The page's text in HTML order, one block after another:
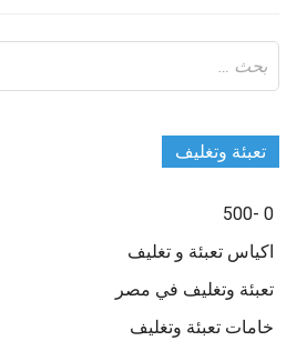
عن:
تعبئة وتغليف
0 -500
اكياس تعبئة و تغليف
تعبئة وتغليف في مصر
خامات تعبئة وتغليف